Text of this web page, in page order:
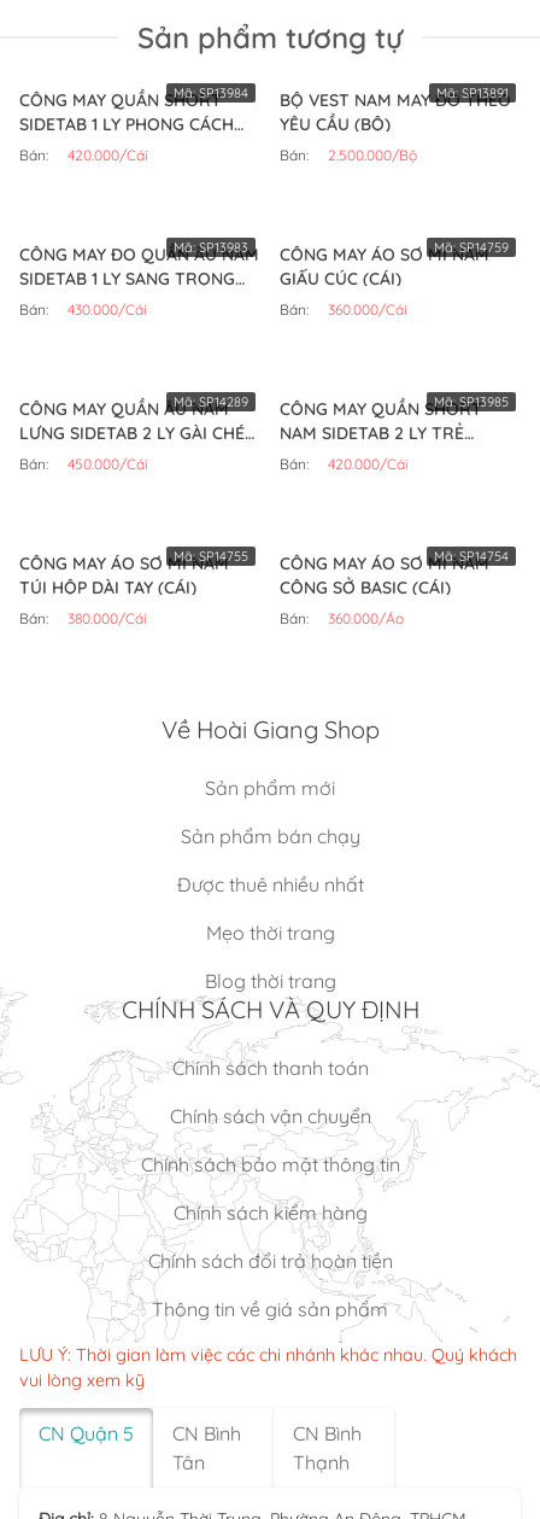
Sản phẩm tương tự
CÔNG MAY QUẦN SHORT
SIDETAB 1 LY PHONG CÁCH
(CÁI)
Bán: 420.000/Cái
Mã:SP13984
BỘ VEST NAM MAY ĐO THEO
YÊU CẦU (BỘ)
Bán: 2.500.000/Bộ
Mã: SP13891
CÔNG MAY ĐO QUẦN ÂU NAM
SIDETAB 1 LY SANG TRỌNG
(CÁI)
Bán: 430.000/Cái
Mã:SP13983
CÔNG MAY ÁO SƠ MI NAM
GIẤU CÚC (CÁI)
Bán: 360.000/Cái
Mã:SP14759
CÔNG MAY QUẦN ÂU NAM
LƯNG SIDETAB 2 LY GÀI CHÉO
(CÁI)
Bán: 450.000/Cái
Mã:SP14289
CÔNG MAY QUẦN SHORT
NAM SIDETAB 2 LY TRẺ
TRUNG (CÁI)
Bán: 420.000/Cái
Mã:SP13985
CÔNG MAY ÁO SƠ MI NAM
TÚI HỘP DÀI TAY (CÁI)
Bán: 380.000/Cái
Mã:SP14755
CÔNG MAY ÁO SƠ MI NAM
CÔNG SỞ BASIC (CÁI)
Bán: 360.000/Áo
Mã:SP14754
Về Hoài Giang Shop
Sản phẩm mới
Sản phẩm bán chạy
Được thuê nhiều nhất
Mẹo thời trang
Blog thời trang
CHÍNH SÁCH VÀ QUY ĐỊNH
Chính sách thanh toán
Chính sách vận chuyển
Chính sách bảo mật thông tin
Chính sách kiểm hàng
Chính sách đổi trả hoàn tiền
Thông tin về giá sản phẩm
LƯU Ý: Thời gian làm việc các chi nhánh khác nhau. Quý khách
vui lòng xem kỹ
CN Quận 5
CN Bình
Tân
CN Bình
Thạnh